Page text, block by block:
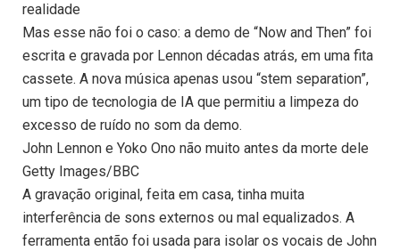
realidade
Mas esse não foi o caso: a demo de “Now and Then” foi
escrita e gravada por Lennon décadas atrás, em uma fita
cassete. A nova música apenas usou “stem separation”,
um tipo de tecnologia de IA que permitiu a limpeza do
excesso de ruído no som da demo.
John Lennon e Yoko Ono não muito antes da morte dele
Getty Images/BBC
A gravação original, feita em casa, tinha muita
interferência de sons externos ou mal equalizados. A
ferramenta então foi usada para isolar os vocais de John